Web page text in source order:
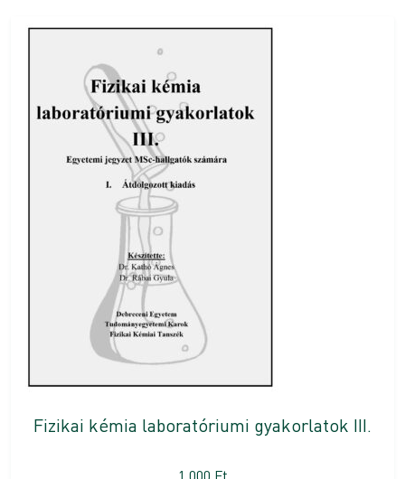
Fizikai kémia laboratóriumi gyakorlatok III.
1 000 Ft